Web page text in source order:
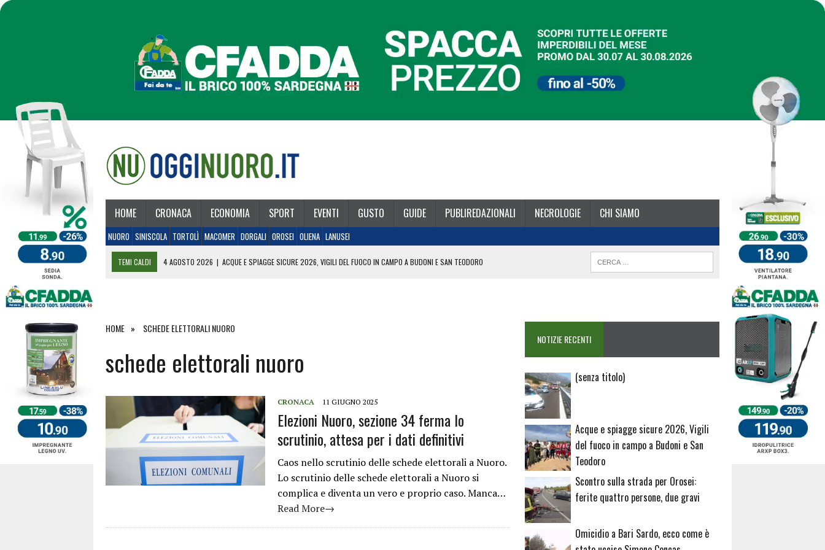
HOME CRONACA ECONOMIA SPORT EVENTI GUSTO GUIDE PUBLIREDAZIONALI NECROLOGIE CHI SIAMO
NUORO SINISCOLA TORTOLÌ MACOMER DORGALI OROSEI OLIENA LANUSEI
TEMI CALDI 4 AGOSTO 2026 | ACQUE E SPIAGGE SICURE 2026, VIGILI DEL FUOCO IN CAMPO A BUDONI E SAN TEODORO
26 LUGLIO 2026 | PAURA SULLA 389: VIOLENTO SCONTRO TRA 2 AUTO AL BIVIO PER FONNI, 5 FERITI
HOME SCHEDE ELETTORALI NUORO
schede elettorali nuoro
CRONACA 11 GIUGNO 2025
Elezioni Nuoro, sezione 34 ferma lo
scrutinio, attesa per i dati definitivi
Caos nello scrutinio delle schede elettorali a Nuoro.
Lo scrutinio delle schede elettorali a Nuoro si
complica e diventa un vero e proprio caso. Manca…
Read More→
NOTIZIE RECENTI
(senza titolo)Articolo
Acque e spiagge sicure 2026, Vigili
del fuoco in campo a Budoni e San
Teodoro
Scontro sulla strada per Orosei:
ferite quattro persone, due gravi
Omicidio a Bari Sardo, ecco come è